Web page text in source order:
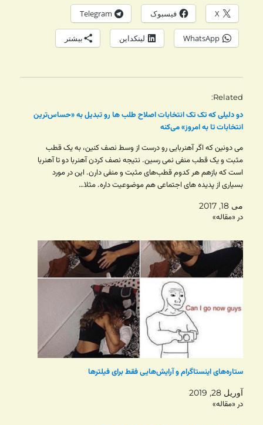
X فیسبوک Telegram
WhatsApp لینکداین بیشتر
Related
دو دلیلی که تک تک انتخابات اصلاح طلب ها رو تبدیل به «حساس‌ترین
انتخابات تا به امروز» می‌کنه
می دونین که اگر آهنربایی رو درست از وسط نصف کنین، به یک قطب
مثبت و یک قطب منفی نمی رسین. نتیجه نصف کردن آهنربا دو تا آهنربا
است که بازهم هر کدوم قطب‌های مثبت و منفی دارن. این در مورد
بسیاری از پدیده های اجتماعی هم موضوعیت داره. مثلا…
می 18, 2017
در «مقاله»
ستاره‌های اینستاگرام و آرایش‌هایی فقط برای فیلترها
آوریل 28, 2019
در «مقاله»